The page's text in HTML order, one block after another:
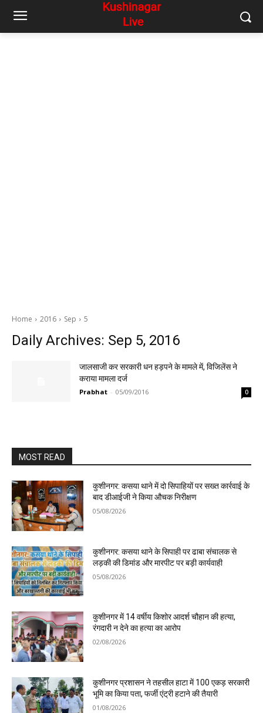
Home 2016 Sep 5
Daily Archives: Sep 5, 2016
जालसाजी कर सरकारी धन हड़पने के मामले में, विजिलेंस ने
कराया मामला दर्ज
Prabhat - 05/09/2016 0
MOST READ
कुशीनगर: कसया थाने में दो सिपाहियों पर सख्त कार्रवाई के
बाद डीआईजी ने किया औचक निरीक्षण
05/08/2026
कुशीनगर: कसया थाने के सिपाही पर ढाबा संचालक से
लड़की की डिमांड और मारपीट पर बड़ी कार्यवाही
05/08/2026
कुशीनगर में 14 वर्षीय किशोर आदर्श चौहान की हत्या,
रंगदारी न देने का हत्या का आरोप
02/08/2026
कुशीनगर प्रशासन ने तहसील हाटा में 100 एकड़ सरकारी
भूमि का किया पता, फर्जी एंट्री हटाने की तैयारी
01/08/2026